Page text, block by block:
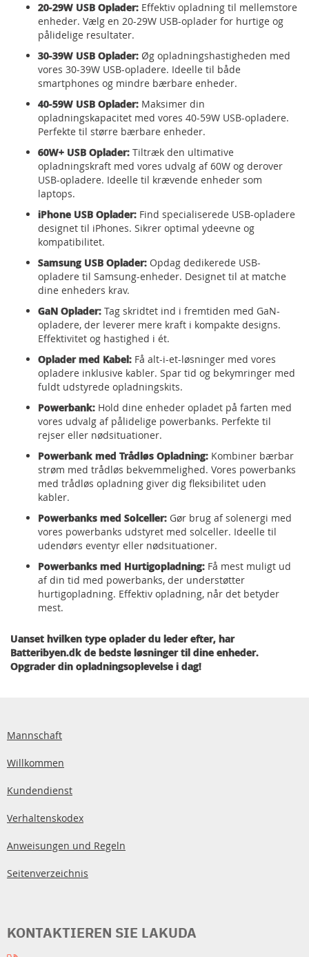
20-29W USB Oplader: Effektiv opladning til mellemstore
enheder. Vælg en 20-29W USB-oplader for hurtige og
pålidelige resultater.
30-39W USB Oplader: Øg opladningshastigheden med
vores 30-39W USB-opladere. Ideelle til både
smartphones og mindre bærbare enheder.
40-59W USB Oplader: Maksimer din
opladningskapacitet med vores 40-59W USB-opladere.
Perfekte til større bærbare enheder.
60W+ USB Oplader: Tiltræk den ultimative
opladningskraft med vores udvalg af 60W og derover
USB-opladere. Ideelle til krævende enheder som
laptops.
iPhone USB Oplader: Find specialiserede USB-opladere
designet til iPhones. Sikrer optimal ydeevne og
kompatibilitet.
Samsung USB Oplader: Opdag dedikerede USB-
opladere til Samsung-enheder. Designet til at matche
dine enheders krav.
GaN Oplader: Tag skridtet ind i fremtiden med GaN-
opladere, der leverer mere kraft i kompakte designs.
Effektivitet og hastighed i ét.
Oplader med Kabel: Få alt-i-et-løsninger med vores
opladere inklusive kabler. Spar tid og bekymringer med
fuldt udstyrede opladningskits.
Powerbank: Hold dine enheder opladet på farten med
vores udvalg af pålidelige powerbanks. Perfekte til
rejser eller nødsituationer.
Powerbank med Trådløs Opladning: Kombiner bærbar
strøm med trådløs bekvemmelighed. Vores powerbanks
med trådløs opladning giver dig fleksibilitet uden
kabler.
Powerbanks med Solceller: Gør brug af solenergi med
vores powerbanks udstyret med solceller. Ideelle til
udendørs eventyr eller nødsituationer.
Powerbanks med Hurtigopladning: Få mest muligt ud
af din tid med powerbanks, der understøtter
hurtigopladning. Effektiv opladning, når det betyder
mest.
Uanset hvilken type oplader du leder efter, har
Batteribyen.dk de bedste løsninger til dine enheder.
Opgrader din opladningsoplevelse i dag!
Mannschaft
Willkommen
Kundendienst
Verhaltenskodex
Anweisungen und Regeln
Seitenverzeichnis
KONTAKTIEREN SIE LAKUDA